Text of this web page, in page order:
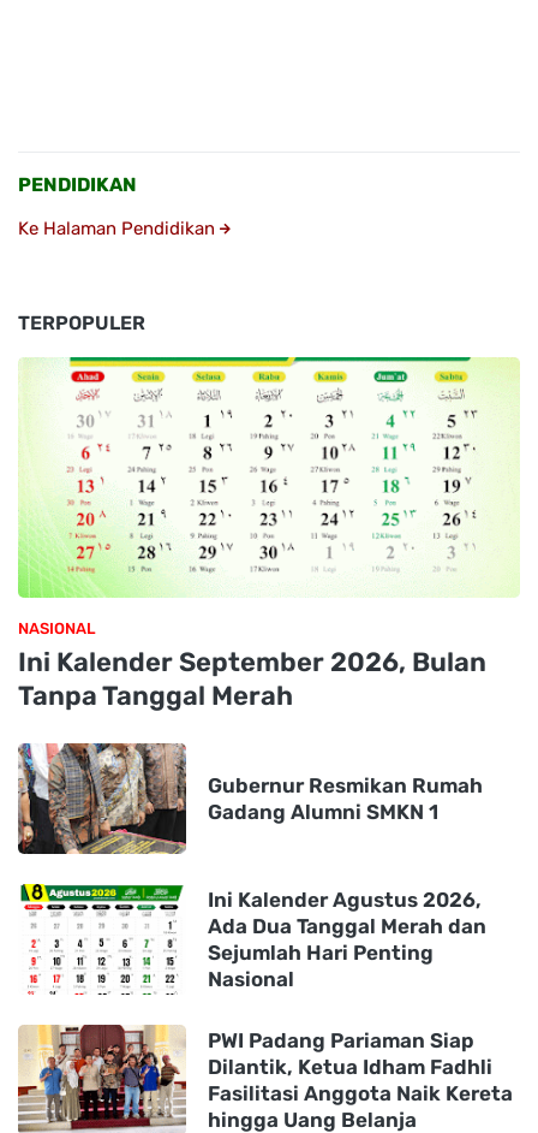
PENDIDIKAN
Ke Halaman Pendidikan
TERPOPULER
NASIONAL
Ini Kalender September 2026, Bulan
Tanpa Tanggal Merah
Gubernur Resmikan Rumah
Gadang Alumni SMKN 1
Ini Kalender Agustus 2026,
Ada Dua Tanggal Merah dan
Sejumlah Hari Penting
Nasional
PWI Padang Pariaman Siap
Dilantik, Ketua Idham Fadhli
Fasilitasi Anggota Naik Kereta
hingga Uang Belanja